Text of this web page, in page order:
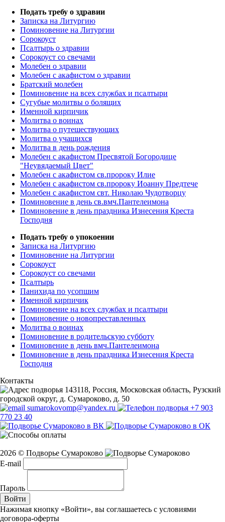
Подать требу о здравии
Записка на Литургию
Поминовение на Литургии
Сорокоуст
Псалтырь о здравии
Сорокоуст со свечами
Молебен о здравии
Молебен с акафистом о здравии
Братский молебен
Поминовение на всех службах и псалтыри
Сугубые молитвы о болящих
Именной кирпичик
Молитва о воинах
Молитва о путешествующих
Молитва о учащихся
Молитва в день рождения
Молебен с акафистом Пресвятой Богородице
"Неувядаемый Цвет"
Молебен с акафистом св.пророку Илие
Молебен с акафистом св.пророку Иоанну Предтече
Молебен с акафистом свт. Николаю Чудотворцу
Поминовение в день св.вмч.Пантелеимона
Поминовение в день праздника Изнесения Креста
Господня
Подать требу о упокоении
Записка на Литургию
Поминовение на Литургии
Сорокоуст
Сорокоуст со свечами
Псалтырь
Панихида по усопшим
Именной кирпичик
Поминовение на всех службах и псалтыри
Поминовение о новопреставленных
Молитва о воинах
Поминовение в родительскую субботу
Поминовение в день вмч.Пантелеимона
Поминовение в день праздника Изнесения Креста
Господня
Контакты
143118, Россия, Московская область, Рузский
городской округ, д. Сумароково, д. 50
sumarokovomp@yandex.ru
+7 903
770 23 40
2026 © Подворье Сумароково
E-mail
Пароль
Войти
Нажимая кнопку «Войти», вы соглашаетесь с условиями
договора-оферты